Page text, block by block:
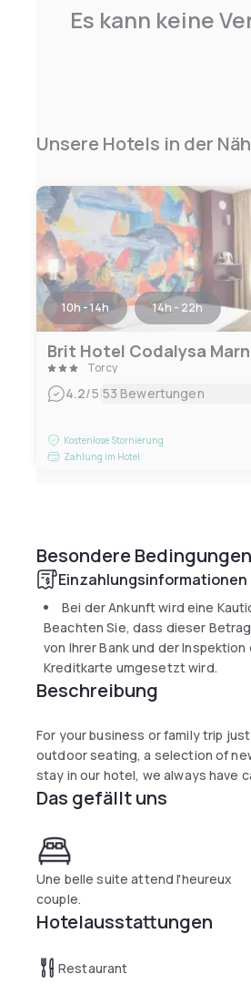
Es kann keine
Unsere Hotels in der
10h - 14h 14h - 22h
Torcy
4.2/5|53 Bewertungen
Kostenlose Stornierung
Zahlung im Hotel
Besondere Bedingungen
Einzahlungsinformationen
Bei der Ankunft wird eine
Beachten Sie, dass dieser
von Ihrer Bank und der
Kreditkarte umgesetzt wird.
Beschreibung
For your business or family trip
outdoor seating, a selection of
stay in our hotel, we always have
Das gefällt uns
Une belle suite attend l'heureux
couple.
Hotelausstattungen
Restaurant